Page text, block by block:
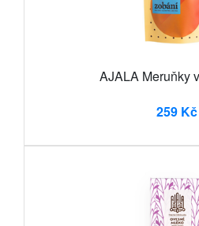
AJALA Meruňky
259 Kč